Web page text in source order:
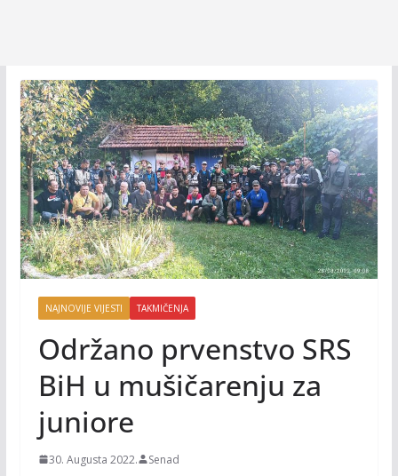
NAJNOVIJE VIJESTI TAKMIČENJA
Održano prvenstvo SRS
BiH u mušičarenju za
juniore
30. Augusta 2022. Senad